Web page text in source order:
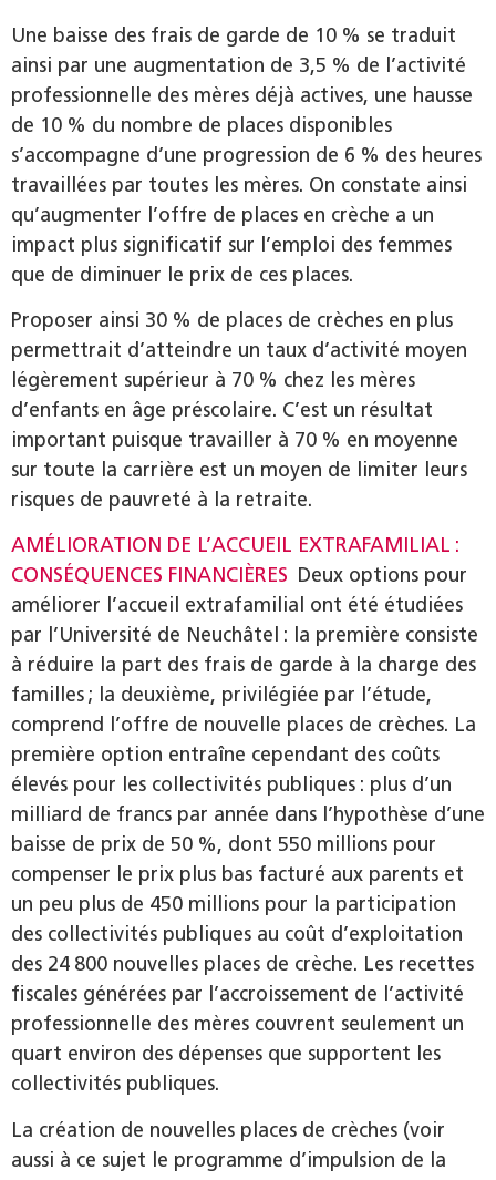
Une baisse des frais de garde de 10 % se traduit
ainsi par une augmentation de 3,5 % de l’activité
professionnelle des mères déjà actives, une hausse
de 10 % du nombre de places disponibles
s’accompagne d’une progression de 6 % des heures
travaillées par toutes les mères. On constate ainsi
qu’augmenter l’offre de places en crèche a un
impact plus significatif sur l’emploi des femmes
que de diminuer le prix de ces places.
Proposer ainsi 30 % de places de crèches en plus
permettrait d’atteindre un taux d’activité moyen
légèrement supérieur à 70 % chez les mères
d’enfants en âge préscolaire. C’est un résultat
important puisque travailler à 70 % en moyenne
sur toute la carrière est un moyen de limiter leurs
risques de pauvreté à la retraite.
AMÉLIORATION DE L’ACCUEIL EXTRAFAMILIAL :
CONSÉQUENCES FINANCIÈRES Deux options pour
améliorer l’accueil extrafamilial ont été étudiées
par l’Université de Neuchâtel : la première consiste
à réduire la part des frais de garde à la charge des
familles ; la deuxième, privilégiée par l’étude,
comprend l’offre de nouvelle places de crèches. La
première option entraîne cependant des coûts
élevés pour les collectivités publiques : plus d’un
milliard de francs par année dans l’hypothèse d’une
baisse de prix de 50 %, dont 550 millions pour
compenser le prix plus bas facturé aux parents et
un peu plus de 450 millions pour la participation
des collectivités publiques au coût d’exploitation
des 24 800 nouvelles places de crèche. Les recettes
fiscales générées par l’accroissement de l’activité
professionnelle des mères couvrent seulement un
quart environ des dépenses que supportent les
collectivités publiques.
La création de nouvelles places de crèches (voir
aussi à ce sujet le programme d’impulsion de la